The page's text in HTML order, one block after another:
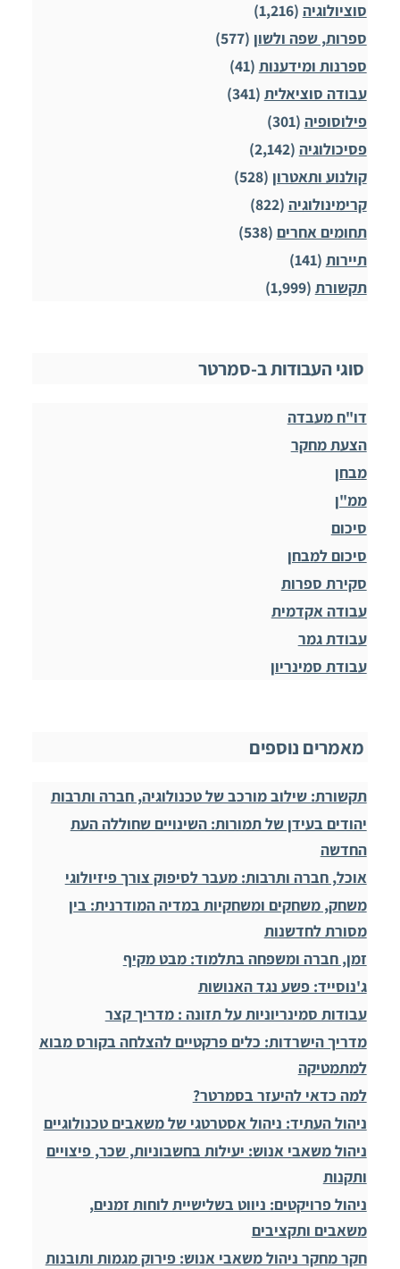
סוציולוגיה (1,216)
ספרות, שפה ולשון (577)
ספרנות ומידענות (41)
עבודה סוציאלית (341)
פילוסופיה (301)
פסיכולוגיה (2,142)
קולנוע ותאטרון (528)
קרימינולוגיה (822)
תחומים אחרים (538)
תיירות (141)
תקשורת (1,999)
סוגי העבודות ב-סמרטר
דו"ח מעבדה
הצעת מחקר
מבחן
ממ"ן
סיכום
סיכום למבחן
סקירת ספרות
עבודה אקדמית
עבודת גמר
עבודת סמינריון
מאמרים נוספים
תקשורת: שילוב מורכב של טכנולוגיה, חברה ותרבות
יהודים בעידן של תמורות: השינויים שחוללה העת
החדשה
אוכל, חברה ותרבות: מעבר לסיפוק צורך פיזיולוגי
משחק, משחקים ומשחקיות במדיה המודרנית: בין
מסורת לחדשנות
זמן, חברה ומשפחה בתלמוד: מבט מקיף
ג'נוסייד: פשע נגד האנושות
עבודות סמינריוניות על תזונה : מדריך קצר
מדריך הישרדות: כלים פרקטיים להצלחה בקורס מבוא
למתמטיקה
למה כדאי להיעזר בסמרטר?
ניהול העתיד: ניהול אסטרטגי של משאבים טכנולוגיים
ניהול משאבי אנוש: יעילות בחשבוניות, שכר, פיצויים
ותקנות
ניהול פרויקטים: ניווט בשלישיית לוחות זמנים,
משאבים ותקציבים
חקר מחקר ניהול משאבי אנוש: פירוק מגמות ותובנות